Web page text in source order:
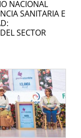
NACIONAL
SANITARIA E
SECTOR